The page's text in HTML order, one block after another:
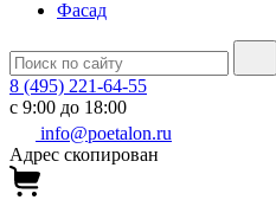
Фасад
8 (495) 221-64-55
с 9:00 до 18:00
info@poetalon.ru
Адрес скопирован